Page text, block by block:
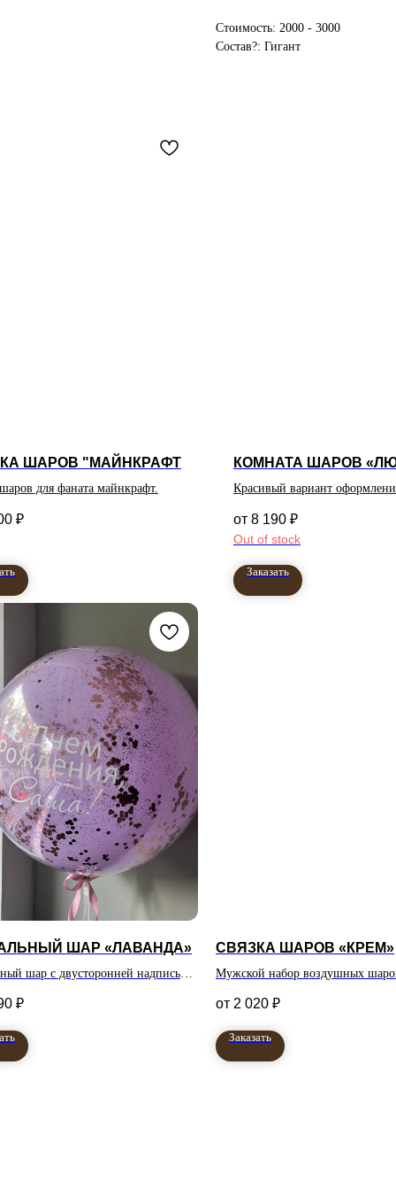
Стоимость: 2000 - 3000
Состав?: Гигант
ШАРОВ "МАЙНКРАФТ
для фаната майнкрафт.
₽
КОМНАТА ШАРОВ
Красивый вариант
8 190 ₽
Out of stock
Заказать
ШАР «ЛАВАНДА»
шар с двусторонней надписью
₽
СВЯЗКА ШАРОВ «КРЕМ»
Мужской набор воздушных
2 020 ₽
Заказать